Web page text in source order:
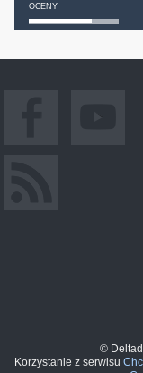
OCENY
©
Korzystanie z serwisu